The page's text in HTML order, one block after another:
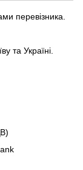
перевізника.
та Україні.